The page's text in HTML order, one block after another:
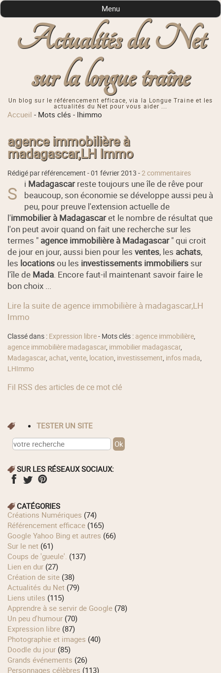
Actualités du Net
sur la longue traîne
Un blog sur le référencement efficace, via la Longue Traine et les
actualités du Net pour vous aider ...
Menu
Accueil - Mots clés - lhimmo
agence immobilière à
madagascar,LH Immo
Rédigé par référencement -01 février 2013 -2 commentaires
S i Madagascarreste toujours une île de rêve pour
beaucoup, son économie se développe aussi peu à
peu, pour preuve l'extension actuelle de
l'immobilier à Madagascaret le nombre de résultat que
l'on peut avoir quand on fait une recherche sur les
termes " agence immobilière à Madagascar" qui croit
de jour en jour, aussi bien pour lesventes, les achats,
les locationsou les investissements immobiliers sur
l'île de Mada. Encore faut-il maintenant savoir faire le
bon choix ...
Lire la suite de agence immobilière à madagascar,LH
Immo
Classé dans : Expression libre- Mots clés : agence immobilière,
agence immobilière madagascar, immobilier madagascar,
Madagascar, achat,vente, location, investissement, infos mada,
LHImmo
Fil RSS des articles de ce mot clé
TESTER UN SITE
SUR LES RÉSEAUX SOCIAUX:
CATÉGORIES
Créations Numériques (74)
Référencement efficace (165)
Google Yahoo Bing et autres (66)
Sur le net (61)
Coups de 'gueule'. (137)
Lien en dur (27)
Création de site (38)
Actualités du Net (79)
Liens utiles (115)
Apprendre à se servir de Google (78)
Un peu d'humour (70)
Expression libre (87)
Photographie et images (40)
Doodle du jour (85)
Grands événements (26)
Personnages célèbres (113)